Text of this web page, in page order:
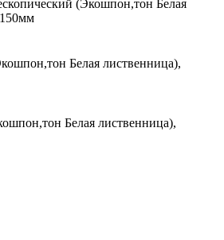
(Экошпон,тон Белая
Белая лиственница),
Белая лиственница),